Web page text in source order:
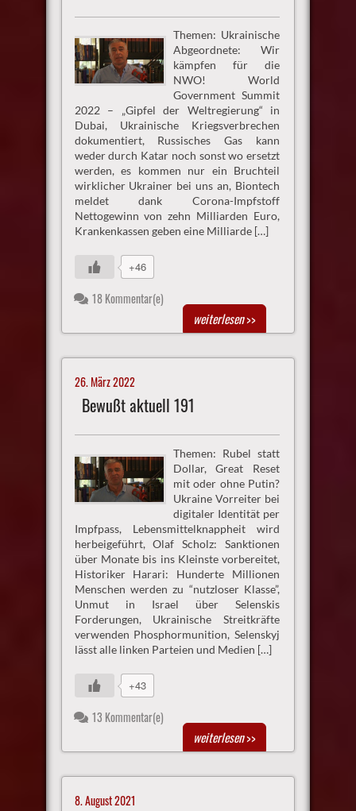
Themen: Ukrainische
Abgeordnete: Wir
kämpfen für die
NWO! World
Government Summit
2022 – „Gipfel der Weltregierung“ in
Dubai, Ukrainische Kriegsverbrechen
dokumentiert, Russisches Gas kann
weder durch Katar noch sonst wo ersetzt
werden, es kommen nur ein Bruchteil
wirklicher Ukrainer bei uns an, Biontech
meldet dank Corona-Impfstoff
Nettogewinn von zehn Milliarden Euro,
Krankenkassen geben eine Milliarde […]
+46
18 Kommentar(e)
weiterlesen>>
26. März 2022
Bewußt aktuell 191
Themen: Rubel statt
Dollar, Great Reset
mit oder ohne Putin?
Ukraine Vorreiter bei
digitaler Identität per
Impfpass, Lebensmittelknappheit wird
herbeigeführt, Olaf Scholz: Sanktionen
über Monate bis ins Kleinste vorbereitet,
Historiker Harari: Hunderte Millionen
Menschen werden zu “nutzloser Klasse”,
Unmut in Israel über Selenskis
Forderungen, Ukrainische Streitkräfte
verwenden Phosphormunition, Selenskyj
lässt alle linken Parteien und Medien […]
+43
13 Kommentar(e)
weiterlesen>>
8. August 2021